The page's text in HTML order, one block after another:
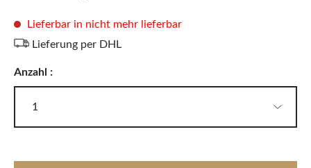
Lieferbar in nicht mehr lieferbar
Lieferung per DHL
Anzahl :